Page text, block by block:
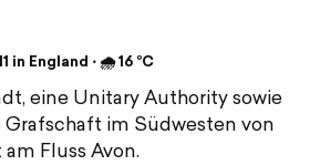
in England ⋅ 🌧 16 °C
eine Unitary Authority sowie
im Südwesten von
Fluss Avon.